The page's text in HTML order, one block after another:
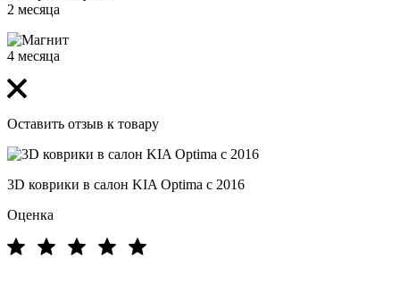
2 месяца
4 месяца
Оставить отзыв к товару
3D коврики в салон KIA Optima с 2016
Оценка